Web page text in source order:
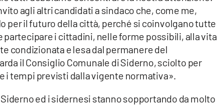
agli altri candidati a sindaco che, come me,
per il futuro della città, perché si coinvolgano tutte
partecipare i cittadini, nelle forme possibili, alla vita
condizionata e lesa dal permanere del
il Consiglio Comunale di Siderno, sciolto per
i tempi previsti dalla vigente normativa».
ed i sidernesi stanno sopportando da molto